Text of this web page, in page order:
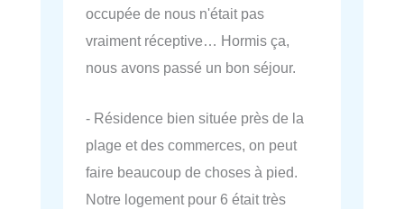
occupée de nous n'était pas
vraiment réceptive… Hormis ça,
nous avons passé un bon séjour.
- Résidence bien située près de la
plage et des commerces, on peut
faire beaucoup de choses à pied.
Notre logement pour 6 était très